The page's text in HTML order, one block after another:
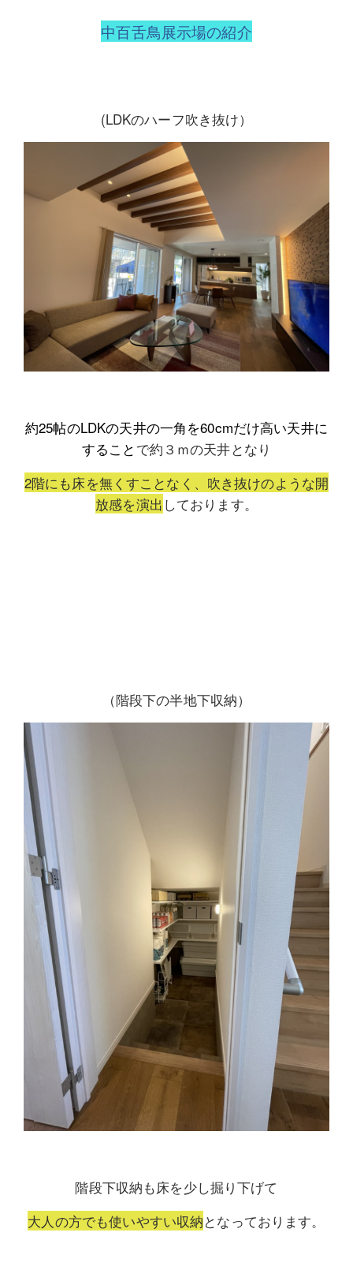
中百舌鳥展示場の紹介
(LDKのハーフ吹き抜け）
約25帖のLDKの天井の一角を60cmだけ高い天井に
すること で約３ｍの天井となり
2階にも床を無くすことなく、吹き抜けのような開
放感を演出 しております。
（階段下の半地下収納）
階段下収納も床を少し掘り下げて
大人の方でも使いやすい収納となっております。